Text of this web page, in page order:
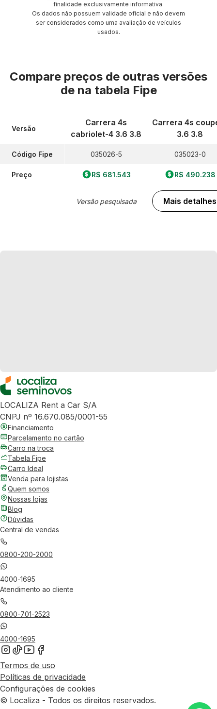
finalidade exclusivamente informativa.
Os dados não possuem validade oficial e não devem
ser considerados como uma avaliação de veículos
usados.
Compare preços de outras versões
de na tabela Fipe
Versão
Código Fipe
Preço
Carrera 4s
cabriolet-4 3.6 3.8
035026-5
R$ 681.543
Versão pesquisada
Carrera 4s
3.6 3.8
035023-0
R$ 490.238
Mais detalhes
LOCALIZA Rent a Car S/A
CNPJ nº 16.670.085/0001-55
Financiamento
Parcelamento no cartão
Carro na troca
Tabela Fipe
Carro Ideal
Venda para lojistas
Quem somos
Nossas lojas
Blog
Dúvidas
Central de vendas
0800-200-2000
4000-1695
Atendimento ao cliente
0800-701-2523
4000-1695
Termos de uso
Políticas de privacidade
Configurações de cookies
© Localiza - Todos os direitos reservados.